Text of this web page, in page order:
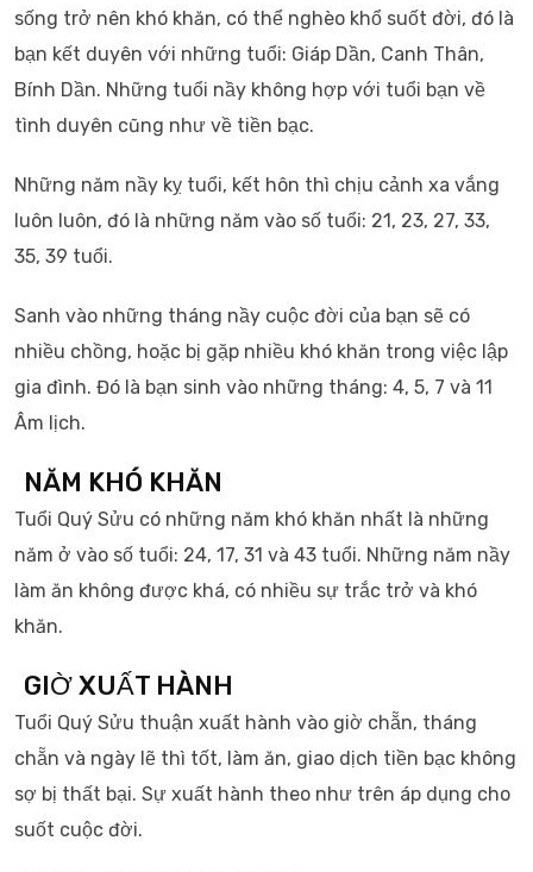
sống trở nên khó khăn, có thể nghèo khổ suốt đời, đó là
bạn kết duyên với những tuổi: Giáp Dần, Canh Thân,
Bính Dần. Những tuổi nầy không hợp với tuổi bạn về
tình duyên cũng như về tiền bạc.
Những năm nầy kỵ tuổi, kết hôn thì chịu cảnh xa vắng
luôn luôn, đó là những năm vào số tuổi: 21, 23, 27, 33,
35, 39 tuổi.
Sanh vào những tháng nầy cuộc đời của bạn sẽ có
nhiều chồng, hoặc bị gặp nhiều khó khăn trong việc lập
gia đình. Đó là bạn sinh vào những tháng: 4, 5, 7 và 11
Âm lịch.
NĂM KHÓ KHĂN
Tuổi Quý Sửu có những năm khó khăn nhất là những
năm ở vào số tuổi: 24, 17, 31 và 43 tuổi. Những năm nầy
làm ăn không được khá, có nhiều sự trắc trở và khó
khăn.
GIỜ XUẤT HÀNH
Tuổi Quý Sửu thuận xuất hành vào giờ chẵn, tháng
chẵn và ngày lẽ thì tốt, làm ăn, giao dịch tiền bạc không
sợ bị thất bại. Sự xuất hành theo như trên áp dụng cho
suốt cuộc đời.